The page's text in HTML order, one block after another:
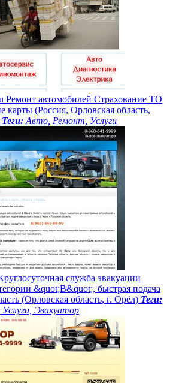
Ремонт автомобилей Страхование ТО
е карты (Россия, Орловская область,
Теги: Авто, Ремонт, Услуги
руглосуточная служба эвакуации
егории &quot;В&quot;, быстрая подача
асть (Орловская область, г. Орёл) Теги:
Эвакуатор